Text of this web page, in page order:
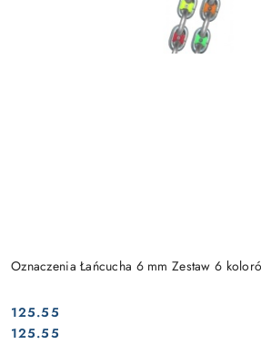
Oznaczenia Łańcucha 6 mm Zestaw 6
Cena:
125.55
Cena:
125.55